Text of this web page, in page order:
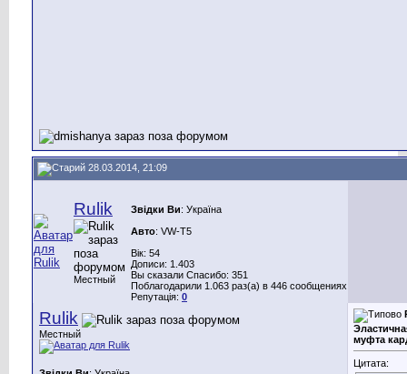
28.03.2014, 21:09
Rulik
Местный
Звідки Ви: Україна
Авто: VW-Т5
Вік: 54
Дописи: 1.403
Вы сказали Спасибо: 351
Поблагодарили 1.063 раз(а) в 446 сообщениях
Репутація: 0
Rulik
Местный
муфта
Цитата: